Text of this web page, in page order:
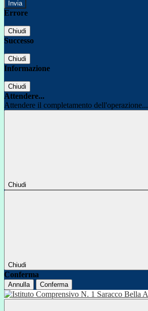
Errore
Chiudi
Successo
Chiudi
Informazione
Chiudi
Attendere...
Attendere il completamento dell'operazione...
Chiudi
Chiudi
Conferma
Annulla Conferma